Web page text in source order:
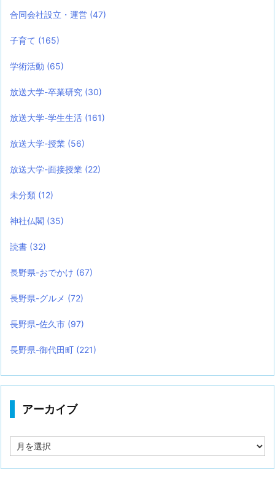
合同会社設立・運営 (47)
子育て (165)
学術活動 (65)
放送大学-卒業研究 (30)
放送大学-学生生活 (161)
放送大学-授業 (56)
放送大学-面接授業 (22)
未分類 (12)
神社仏閣 (35)
読書 (32)
長野県-おでかけ (67)
長野県-グルメ (72)
長野県-佐久市 (97)
長野県-御代田町 (221)
アーカイブ
ー